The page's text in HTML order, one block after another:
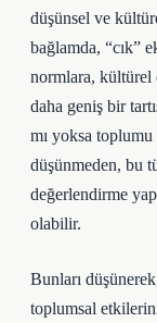
düşünsel ve
bağlamda, “cık”
normlara, kültürel
daha geniş bir
mı yoksa
düşünmeden, bu
değerlendirme
olabilir.
Bunları
toplumsal